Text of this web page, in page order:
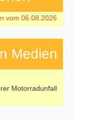
vom 06.08.2026
Medien
Motorradunfall